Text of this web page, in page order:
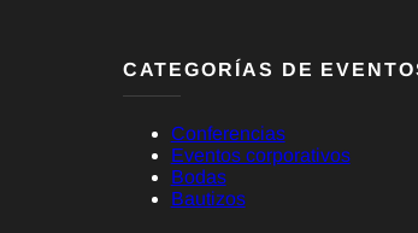
CATEGORÍAS DE
Conferencias
Eventos corporativos
Bodas
Bautizos